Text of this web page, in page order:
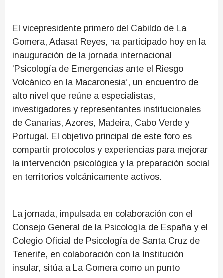
El vicepresidente primero del Cabildo de La
Gomera, Adasat Reyes, ha participado hoy en la
inauguración de la jornada internacional
‘Psicología de Emergencias ante el Riesgo
Volcánico en la Macaronesia’, un encuentro de
alto nivel que reúne a especialistas,
investigadores y representantes institucionales
de Canarias, Azores, Madeira, Cabo Verde y
Portugal. El objetivo principal de este foro es
compartir protocolos y experiencias para mejorar
la intervención psicológica y la preparación social
en territorios volcánicamente activos.
La jornada, impulsada en colaboración con el
Consejo General de la Psicología de España y el
Colegio Oficial de Psicología de Santa Cruz de
Tenerife, en colaboración con la Institución
insular, sitúa a La Gomera como un punto